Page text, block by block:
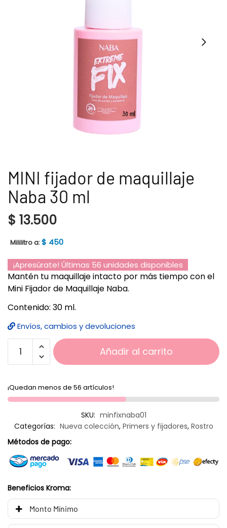
MINI fijador de maquillaje
Naba 30 ml
$ 13.500
Mililitro a:$ 450
¡Apresúrate! Últimas 56 unidades disponibles
Mantén tu maquillaje intacto por más tiempo con el
Mini Fijador de Maquillaje Naba.
Contenido: 30 ml.
Envíos, cambios y devoluciones
Añadir al carrito
¡Quedan menos de 56 artículos!
SKU: minfixnaba01
Categorías: Nueva colección, Primers y fijadores, Rostro
Métodos de pago:
Beneficios Kroma:
Monto Mínimo